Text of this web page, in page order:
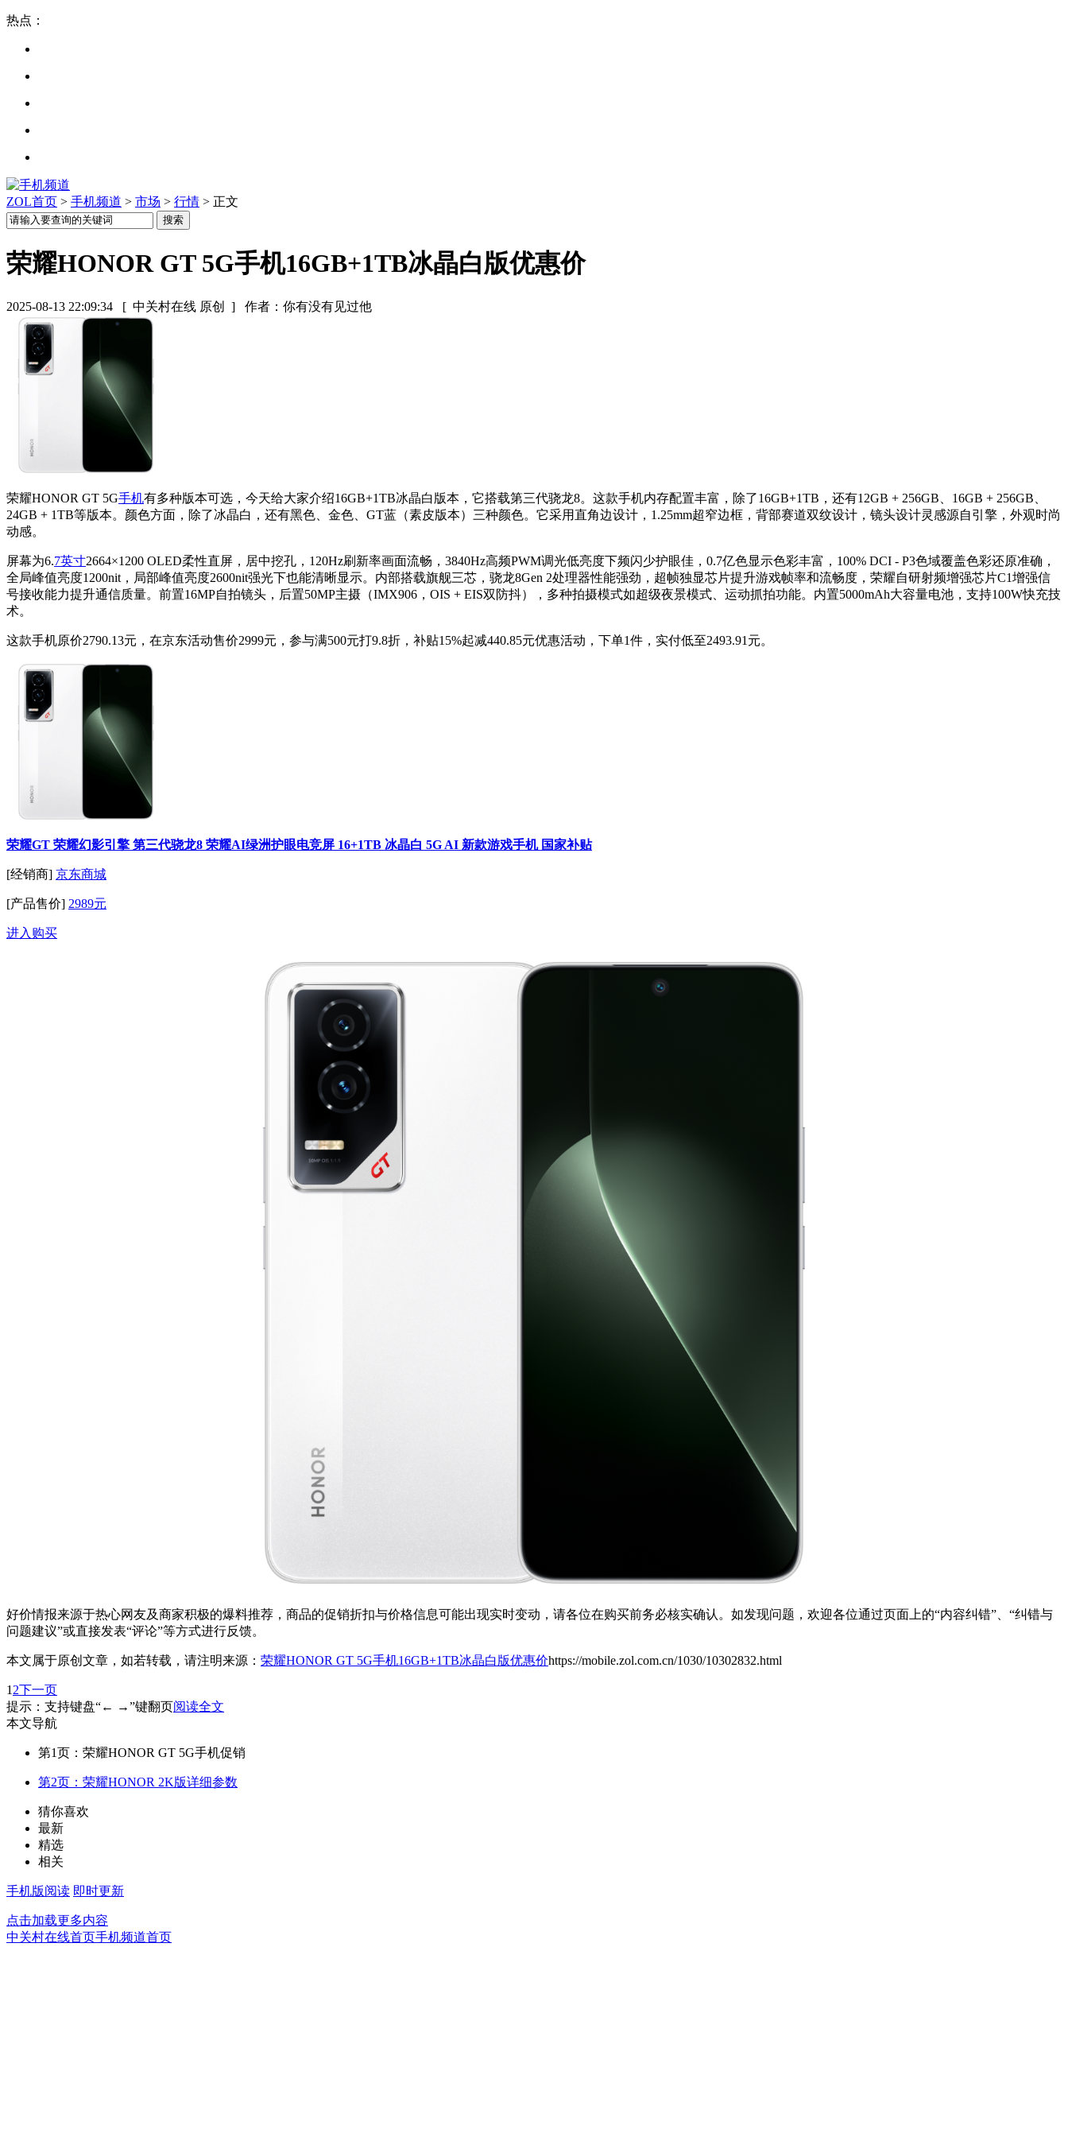
热点：
ZOL首页 > 手机频道 > 市场 > 行情 > 正文
荣耀HONOR GT 5G手机16GB+1TB冰晶白版优惠价
2025-08-13 22:09:34 [ 中关村在线 原创 ] 作者：你有没有见过他
荣耀HONOR GT 5G手机有多种版本可选，今天给大家介绍16GB+1TB冰晶白版本，它搭载第三代骁龙8。这款手机内存配置丰富，除了16GB+1TB，还有12GB + 256GB、16GB + 256GB、
24GB + 1TB等版本。颜色方面，除了冰晶白，还有黑色、金色、GT蓝（素皮版本）三种颜色。它采用直角边设计，1.25mm超窄边框，背部赛道双纹设计，镜头设计灵感源自引擎，外观时尚
动感。
屏幕为6.7英寸2664×1200 OLED柔性直屏，居中挖孔，120Hz刷新率画面流畅，3840Hz高频PWM调光低亮度下频闪少护眼佳，0.7亿色显示色彩丰富，100% DCI - P3色域覆盖色彩还原准确，
全局峰值亮度1200nit，局部峰值亮度2600nit强光下也能清晰显示。内部搭载旗舰三芯，骁龙8Gen 2处理器性能强劲，超帧独显芯片提升游戏帧率和流畅度，荣耀自研射频增强芯片C1增强信
号接收能力提升通信质量。前置16MP自拍镜头，后置50MP主摄（IMX906，OIS + EIS双防抖），多种拍摄模式如超级夜景模式、运动抓拍功能。内置5000mAh大容量电池，支持100W快充技
术。
这款手机原价2790.13元，在京东活动售价2999元，参与满500元打9.8折，补贴15%起减440.85元优惠活动，下单1件，实付低至2493.91元。
荣耀GT 荣耀幻影引擎 第三代骁龙8 荣耀AI绿洲护眼电竞屏 16+1TB 冰晶白 5G AI 新款游戏手机 国家补贴
[经销商] 京东商城
[产品售价] 2989元
进入购买
好价情报来源于热心网友及商家积极的爆料推荐，商品的促销折扣与价格信息可能出现实时变动，请各位在购买前务必核实确认。如发现问题，欢迎各位通过页面上的“内容纠错”、“纠错与
问题建议”或直接发表“评论”等方式进行反馈。
本文属于原创文章，如若转载，请注明来源： 荣耀HONOR GT 5G手机16GB+1TB冰晶白版优惠价https://mobile.zol.com.cn/1030/10302832.html
1 2下一页
提示：支持键盘“← →”键翻页阅读全文
本文导航
第1页：荣耀HONOR GT 5G手机促销
第2页：荣耀HONOR 2K版详细参数
猜你喜欢
最新
精选
相关
手机版阅读 即时更新
点击加载更多内容
中关村在线首页手机频道首页